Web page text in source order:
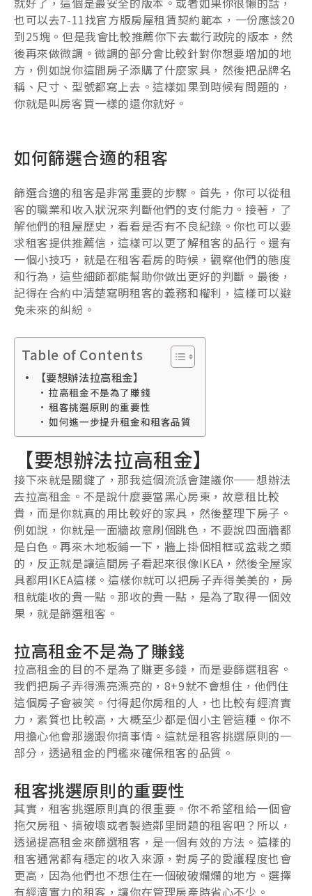
也可以去7-11找官方版房屋租賃契約範本，一份應該20
到25塊。但是我會比較推薦你下去載行政院的版本，然
後再來做微調。微調的部分會比較針對你想要增加的地
方，例如說你這間房子添購了什麼家具，然後把品牌名
稱、尺寸、型號都寫上去。這樣如果到時候有問題的，
你就是叫房客買一樣的還你就好。
如何篩選合適的租客
篩選合適的租客是非常重要的步驟。首先，你可以從租
客的職業和收入狀況來判斷他們的支付能力。接著，了
解他們的租屋歷史，看看是否有不良紀錄。你也可以要
求租客提供推薦信，這樣可以更了解租客的品行。還有
一個小技巧，就是在租客看房的時候，觀察他們的態度
和行為，這些細節都能幫助你做出更好的判斷。最後，
記得在合約中清楚寫明租客的義務和權利，這樣可以避
免未來的糾紛。
Table of Contents
【要想辦法拉高租金】
拉高租金不是為了賺錢
租客挑選原則的重要性
如何進一步提升租金和租客品質
【要想辦法拉高租金】
接下來就是關鍵了，那我這個流派會建議你——想辦法
去拉高租金。不是說什麼要當黑心房東，故意租比較
貴，而是你就真的用比較好的家具，然後整理下房子。
例如說，你就是一面牆故意刷個跳色，不要說四面牆都
是白色。再來木地板鋪一下，牆上掛個相框或盆栽之類
的，反正就是讓這間房子看起來很像IKEA，然後全屋家
具都用IKEA這樣。這樣你就可以把房子弄得美美的，房
租就能收的貴一點。那收的貴一點，是為了取得一個效
果，就是篩選租客。
拉高租金不是為了賺錢
拉高租金的目的不是為了賺更多錢，而是要篩選租客。
我們把房子弄得漂亮漂亮的，8+9就不會想住，他們住
這個房子會被笑。付得起你房租的人，也比較有經濟實
力，素質也比較高，大概至少都是個小主管這種。你不
用擔心他會那邊跟你搞事情。這就是租客挑選原則的一
部分，透過租金的門檻來確保租客的品質。
租客挑選原則的重要性
其實，租客挑選原則真的很重要。你不希望租給一個會
拖欠房租、搞破壞或者製造鄰里問題的租客吧？所以，
透過提高租金來篩選租客，是一個有效的方法。這樣的
租客通常都有穩定的收入來源，對房子的愛護程度也會
更高，因為他們也不想住在一個破破爛爛的地方。選擇
有經濟實力的租客，讓你在管理房產時省心不少。